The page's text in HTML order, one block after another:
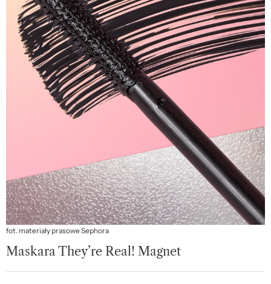
fot. materiały prasowe Sephora
Maskara They’re Real! Magnet